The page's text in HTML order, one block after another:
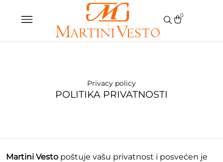
0
Privacy policy
POLITIKA PRIVATNOSTI
Martini Vesto poštuje vašu privatnost i posvećen je